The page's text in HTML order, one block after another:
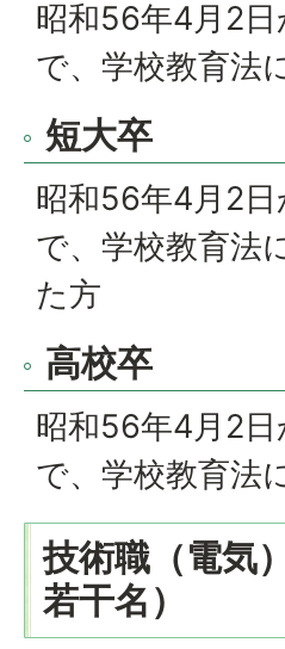
昭和56年4月2
で、学校教育法
短大卒
昭和56年4月2
で、学校教育法
た方
高校卒
昭和56年4月2
で、学校教育法
技術職（電気
若干名）